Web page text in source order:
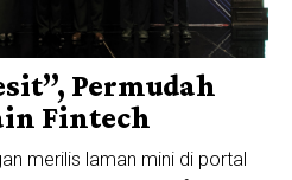
Permudah
Fintech
merilis laman mini di portal